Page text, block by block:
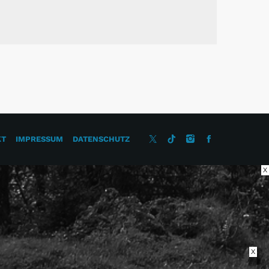
IMPRESSUM DATENSCHUTZ
X
X